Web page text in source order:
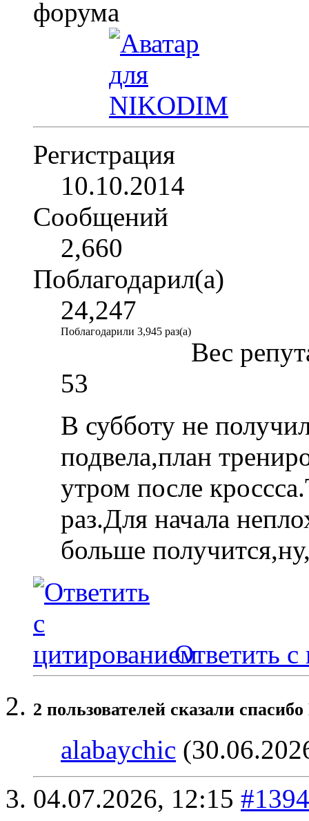
Регистрация
10.10.2014
Сообщений
2,660
Поблагодарил(а)
24,247
Поблагодарили 3,945 раз(а)
Вес
53
В субботу не
подвела,план
утром после
раз.Для начала
больше
Ответить с
2 пользователей сказали
alabaychic
04.07.2026, 12:15